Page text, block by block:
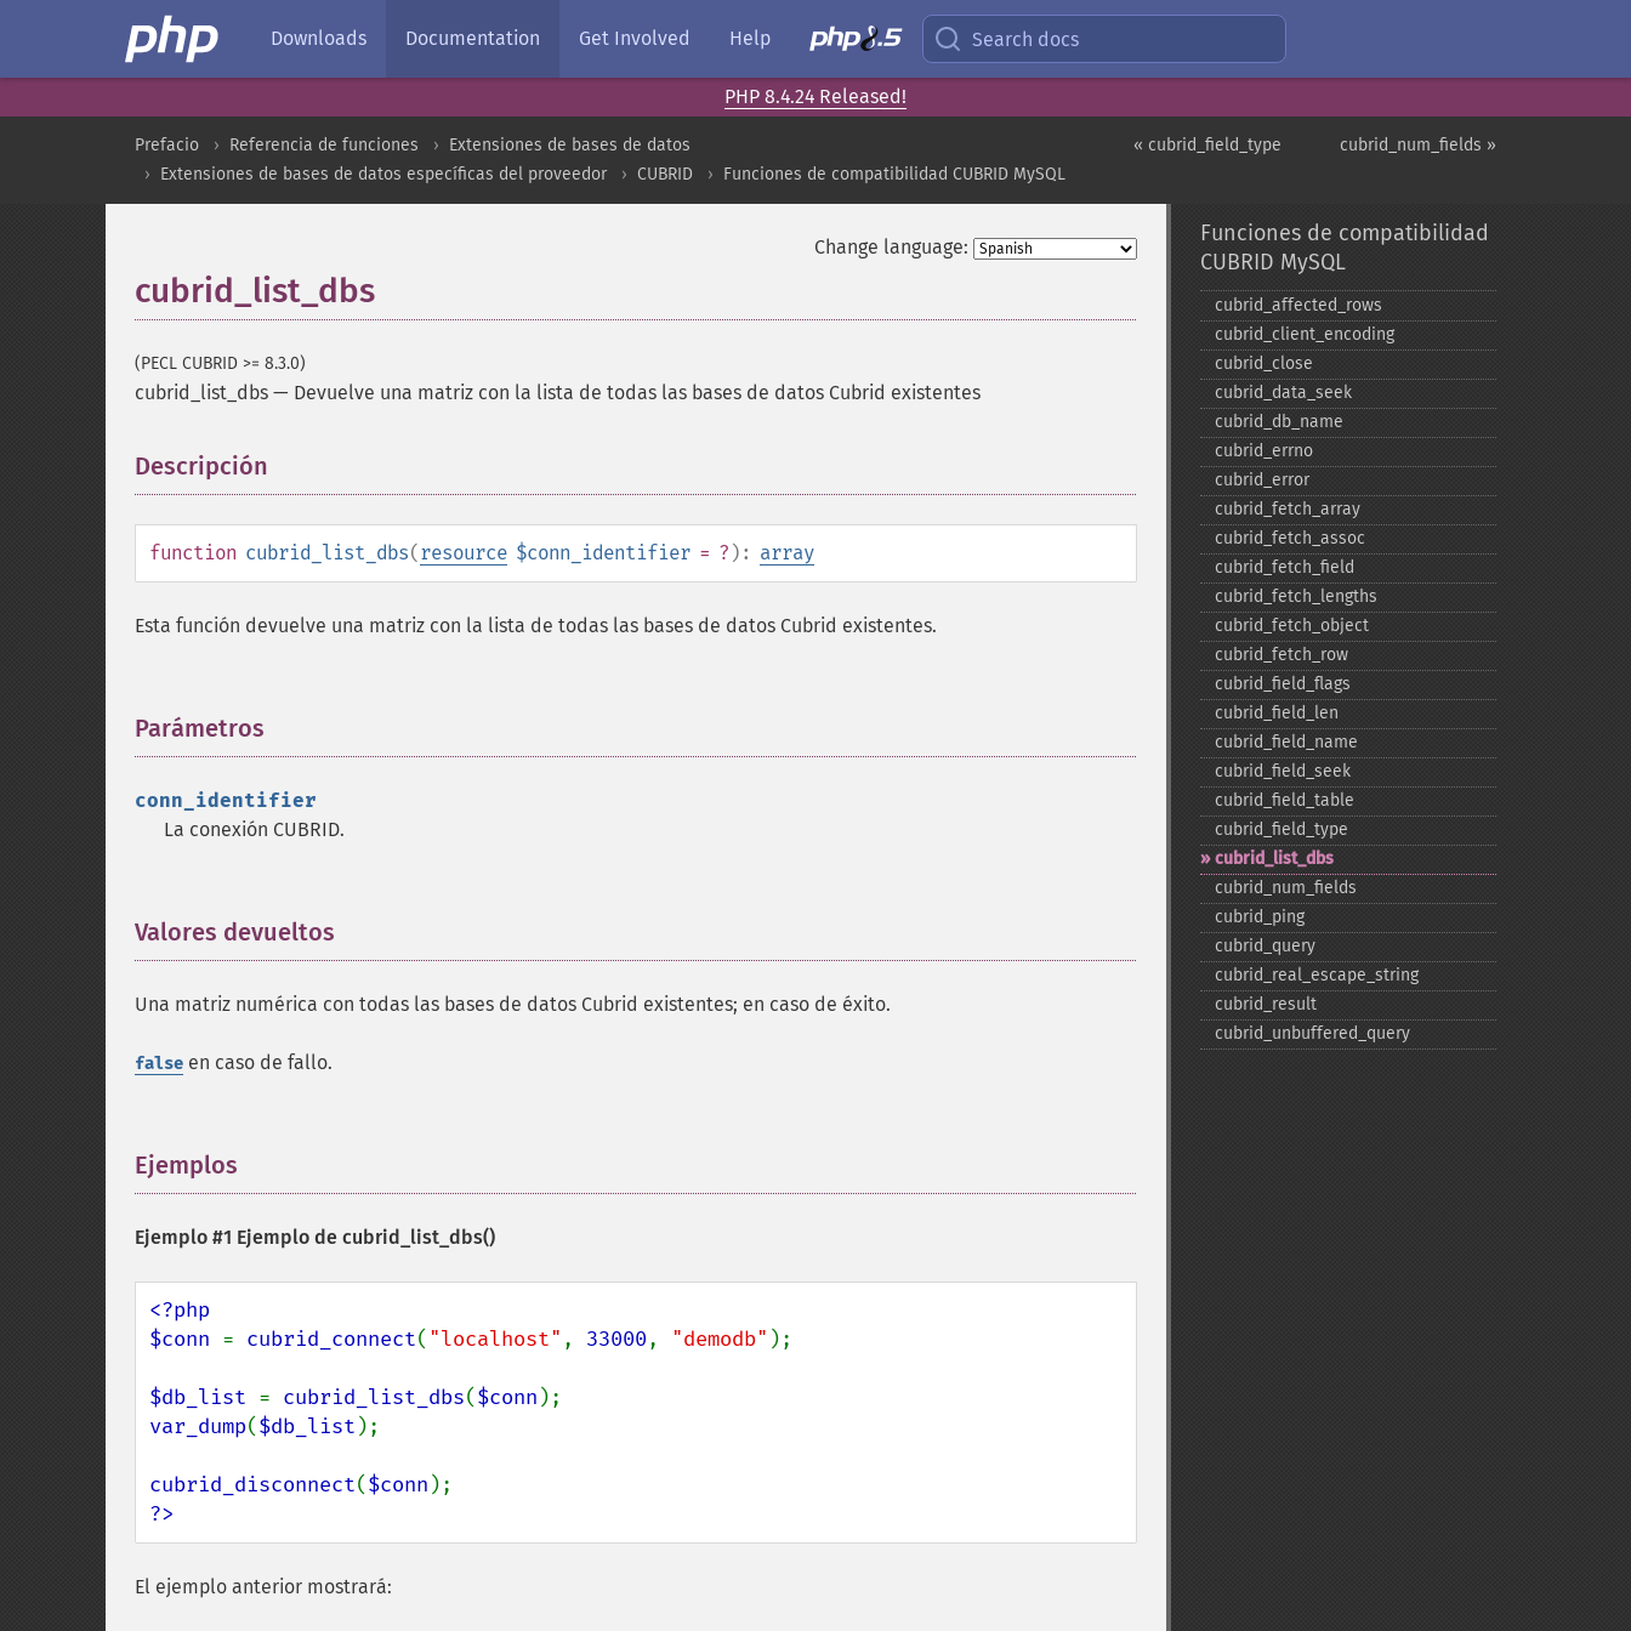
Downloads Documentation Get Involved Help Search docs
PHP 8.4.24 Released!
cubrid_num_fields »
« cubrid_field_type
Prefacio Referencia de funciones
Extensiones de bases de datos
Extensiones de bases de datos específicas del proveedor
CUBRID Funciones de compatibilidad CUBRID MySQL
Change language:
cubrid_list_dbs
(PECL CUBRID >= 8.3.0)
cubrid_list_dbs — Devuelve una matriz con la lista de todas las bases de datos Cubrid existentes
Descripción
function cubrid_list_dbs(resource $conn_identifier = ? ): array
Esta función devuelve una matriz con la lista de todas las bases de datos Cubrid existentes.
Parámetros
conn_identifier
La conexión CUBRID.
Valores devueltos
Una matriz numérica con todas las bases de datos Cubrid existentes; en caso de éxito.
false en caso de fallo.
Ejemplos
Ejemplo #1 Ejemplo de cubrid_list_dbs()
<?php
$conn = cubrid_connect( "localhost" , 33000, "demodb" );
$db_list = cubrid_list_dbs($conn
var_dump($db_list );
cubrid_disconnect($conn
?>
El ejemplo anterior mostrará:
Funciones de compatibilidad
CUBRID MySQL
cubrid_​affected_​rows
cubrid_​client_​encoding
cubrid_​close
cubrid_​data_​seek
cubrid_​db_​name
cubrid_​errno
cubrid_​error
cubrid_​fetch_​array
cubrid_​fetch_​assoc
cubrid_​fetch_​field
cubrid_​fetch_​lengths
cubrid_​fetch_​object
cubrid_​fetch_​row
cubrid_​field_​flags
cubrid_​field_​len
cubrid_​field_​name
cubrid_​field_​seek
cubrid_​field_​table
cubrid_​field_​type
cubrid_​list_​dbs
cubrid_​num_​fields
cubrid_​ping
cubrid_​query
cubrid_​real_​escape_​string
cubrid_​result
cubrid_​unbuffered_​query